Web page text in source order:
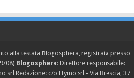
alla testata Blogosphera, registrata presso
08) Blogosphera: Direttore responsabile:
srl Redazione: c/o Etymo srl - Via Brescia, 37